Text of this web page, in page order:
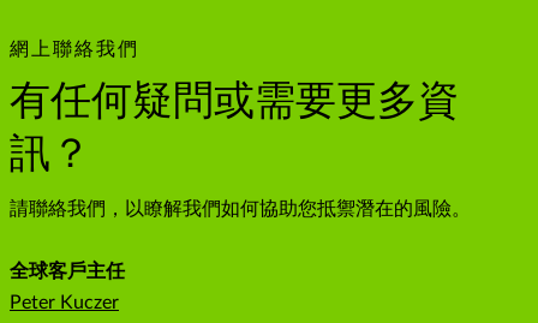
網上聯絡我們
有任何疑問或需要更多資
訊？
請聯絡我們，以瞭解我們如何協助您抵禦潛在的風險。
全球客戶主任
Peter Kuczer